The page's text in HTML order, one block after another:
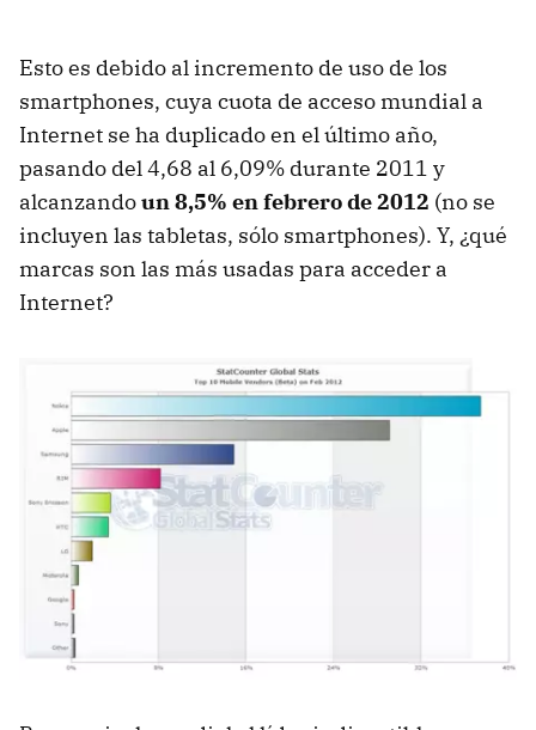
Esto es debido al incremento de uso de los
smartphones, cuya cuota de acceso mundial a
Internet se ha duplicado en el último año,
pasando del 4,68 al 6,09% durante 2011 y
alcanzandoun 8,5% en febrero de 2012 (no se
incluyen las tabletas, sólo smartphones). Y, ¿qué
marcas son las más usadas para acceder a
Internet?